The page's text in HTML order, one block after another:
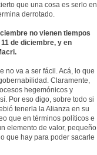
que una cosa es serlo en
derrotado.
no vienen tiempos
de diciembre, y en
no va a ser fácil. Acá, lo que
Claramente,
hegemónicos y
Por eso digo, sobre todo si
tenerla la Alianza en su
que en términos políticos e
elemento de valor, pequeño
que hay para poder sacarle